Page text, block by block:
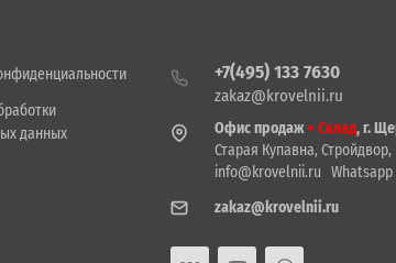
данных
+7(495) 133 7630
zakaz@krovelnii.ru
Офис продаж+ Склад, г.
Старая Купавна,
info@krovelnii.ru
Whatsapp
zakaz@krovelnii.ru